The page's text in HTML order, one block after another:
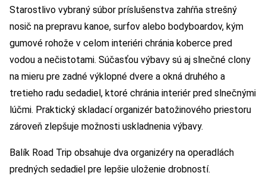
Starostlivo vybraný súbor príslušenstva zahŕňa strešný
nosič na prepravu kanoe, surfov alebo bodyboardov, kým
gumové rohože v celom interiéri chránia koberce pred
vodou a nečistotami. Súčasťou výbavy sú aj slnečné clony
na mieru pre zadné výklopné dvere a okná druhého a
tretieho radu sedadiel, ktoré chránia interiér pred slnečnými
lúčmi. Praktický skladací organizér batožinového priestoru
zároveň zlepšuje možnosti uskladnenia výbavy.
Balík Road Trip obsahuje dva organizéry na operadlách
predných sedadiel pre lepšie uloženie drobností.